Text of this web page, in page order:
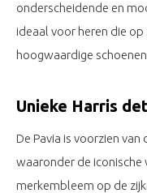
onderscheidende en
ideaal voor heren die op
hoogwaardige
Unieke Harris
De Pavia is voorzien van
waaronder de
merkembleem op de